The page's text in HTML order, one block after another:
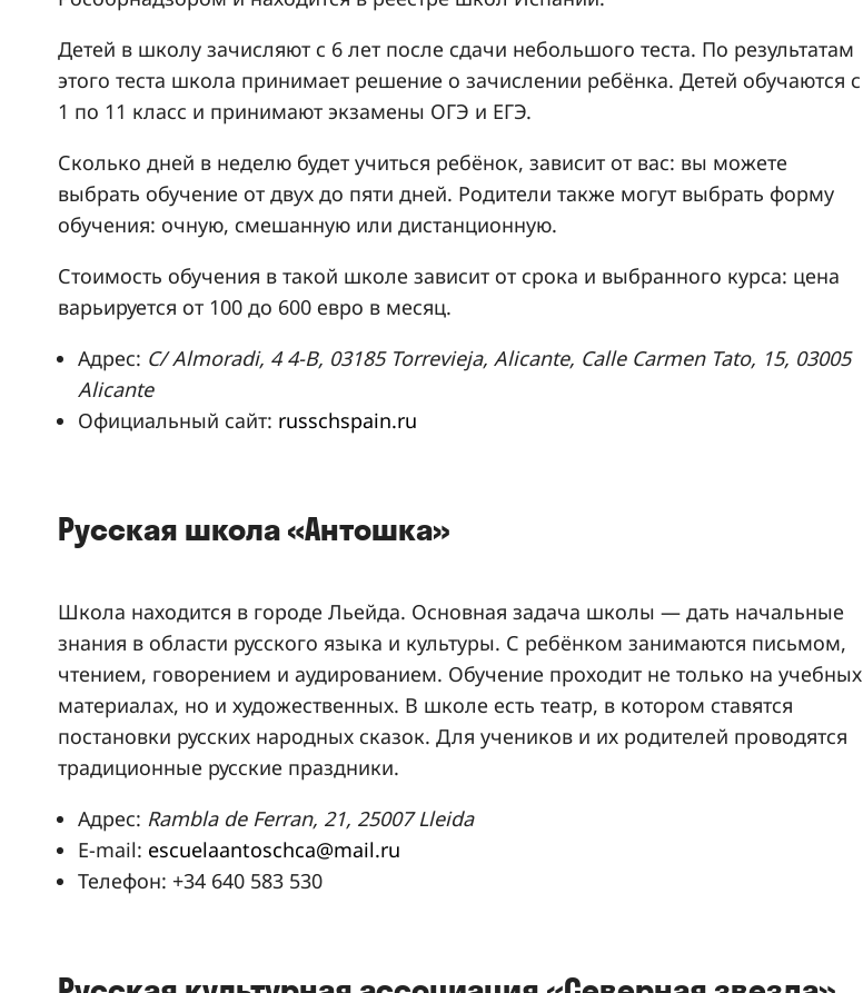
Детей в школу зачисляют с 6 лет после сдачи небольшого теста. По результатам
этого теста школа принимает решение о зачислении ребёнка. Детей обучаются с
1 по 11 класс и принимают экзамены ОГЭ и ЕГЭ.
Сколько дней в неделю будет учиться ребёнок, зависит от вас: вы можете
выбрать обучение от двух до пяти дней. Родители также могут выбрать форму
обучения: очную, смешанную или дистанционную.
Стоимость обучения в такой школе зависит от срока и выбранного курса: цена
варьируется от 100 до 600 евро в месяц.
Адрес: C/ Almoradi, 4 4-B, 03185 Torrevieja, Alicante, Calle Carmen Tato, 15, 03005
Alicante
Официальный сайт: russchspain.ru
Русская школа «Антошка»
Школа находится в городе Льейда. Основная задача школы — дать начальные
знания в области русского языка и культуры. С ребёнком занимаются письмом,
чтением, говорением и аудированием. Обучение проходит не только на учебных
материалах, но и художественных. В школе есть театр, в котором ставятся
постановки русских народных сказок. Для учеников и их родителей проводятся
традиционные русские праздники.
Адрес: Rambla de Ferran, 21, 25007 Lleida
E-mail: escuelaantoschca@mail.ru
Телефон: +34 640 583 530